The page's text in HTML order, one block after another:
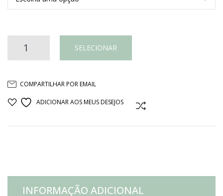
LAPIDADO
SELECIONAR
COMPARTILHAR POR EMAIL
ADICIONAR AOS MEUS DESEJOS
INFORMAÇÃO ADICIONAL